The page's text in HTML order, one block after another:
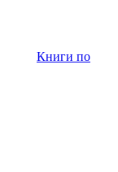
Книги по